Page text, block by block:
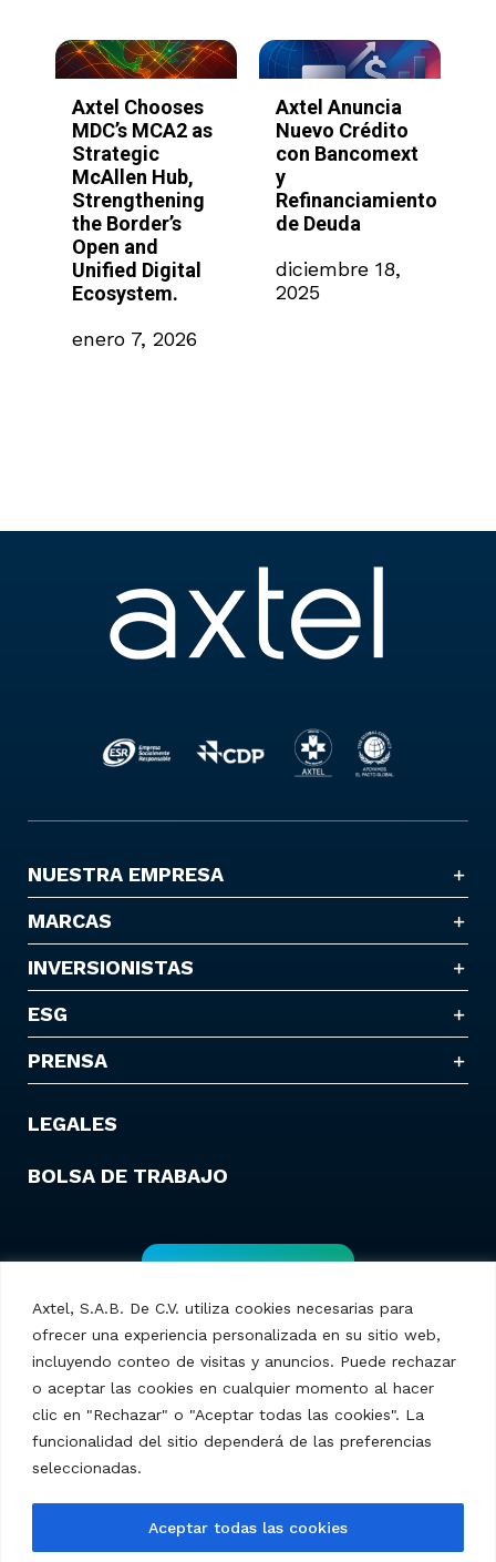
Axtel, S.A.B. De C.V. utiliza cookies necesarias para
ofrecer una experiencia personalizada en su sitio web,
incluyendo conteo de visitas y anuncios. Puede rechazar
o aceptar las cookies en cualquier momento al hacer
clic en "Rechazar" o "Aceptar todas las cookies". La
funcionalidad del sitio dependerá de las preferencias
seleccionadas.
Aceptar todas las cookies
Axtel Chooses
MDC’s MCA2 as
Strategic
McAllen Hub,
Strengthening
the Border’s
Open and
Unified Digital
Ecosystem.
enero 7, 2026
Axtel Anuncia
Nuevo Crédito
con Bancomext
y
Refinanciamiento
de Deuda
diciembre 18,
2025
NUESTRA EMPRESA
MARCAS
INVERSIONISTAS
ESG
PRENSA
LEGALES
BOLSA DE TRABAJO
Contáctanos
reservados.